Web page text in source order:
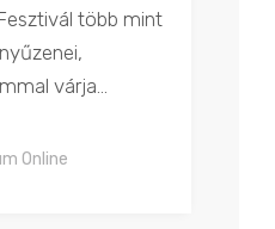
több mint
várja...
Online